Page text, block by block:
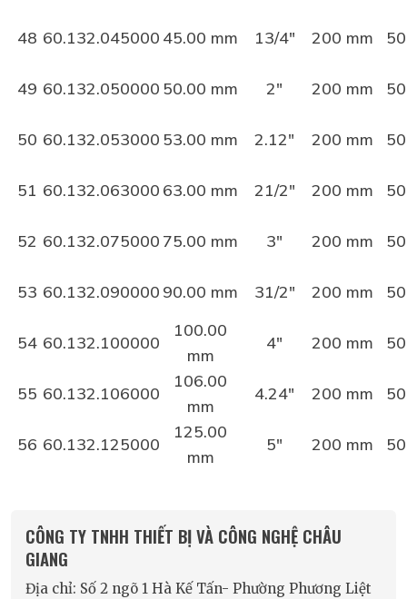
48 60.132.045000 45.00 mm 13/4" 200 mm
49 60.132.050000 50.00 mm 2" 200 mm
50 60.132.053000 53.00 mm 2.12" 200 mm
51 60.132.063000 63.00 mm 21/2" 200 mm
52 60.132.075000 75.00 mm 3" 200 mm
53 60.132.090000 90.00 mm 31/2" 200 mm
54 60.132.100000
100.00
mm
4" 200 mm
55 60.132.106000
106.00
mm
4.24" 200 mm
56 60.132.125000
125.00
mm
5" 200 mm
CÔNG TY TNHH THIẾT BỊ VÀ CÔNG NGHỆ CHÂU
GIANG
Địa chỉ: Số 2 ngõ 1 Hà Kế Tấn- Phường Phương Liệt